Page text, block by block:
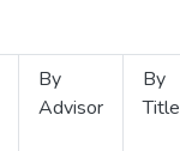
By
Advisor
By
Title